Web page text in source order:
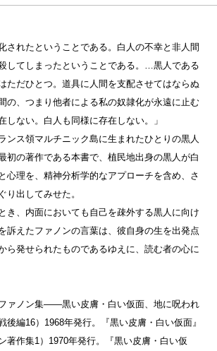
されたということである。白人の不幸と非人間
してしまったということである。…黒人である
ただひとつ。道具に人間を支配させてはならぬ
の、つまり他者による私の奴隷化が永遠に止む
ない。白人も同様に存在しない。」
ンス領マルチニック島に生まれたひとりの黒人
初の著作である本書で、植民地出身の黒人が白
心理を、精神分析学的なアプローチを含め、さ
り出してみせた。
き、内面においても自己を疎外する黒人に向け
訴えたファノンの言葉は、彼自身の生を出発点
ら発せられたものであるゆえに、読む者の心に
ファノン集——黒い皮膚・白い仮面、地に呪われ
後編16）1968年発行。『黒い皮膚・白い仮面』
著作集1）1970年発行。『黒い皮膚・白い仮